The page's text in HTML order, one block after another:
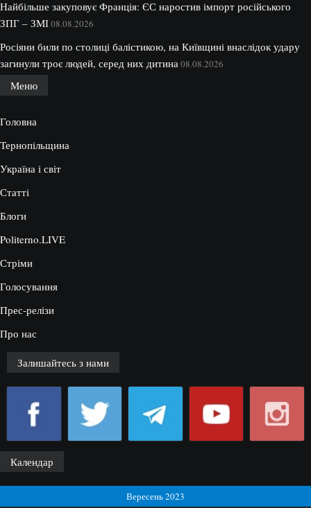
Найбільше закуповує Франція: ЄС наростив імпорт російського
ЗПГ – ЗМІ08.08.2026
Росіяни били по столиці балістикою, на Київщині внаслідок удару
загинули троє людей, серед них дитина 08.08.2026
Меню
Головна
Тернопільщина
Україна і світ
Статті
Блоги
Politerno.LIVE
Стріми
Голосування
Прес-релізи
Про нас
Залишайтесь з нами
Календар
Вересень 2023